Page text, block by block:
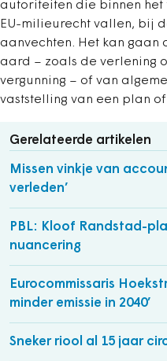
autoriteiten die binnen het
EU-milieurecht vallen, bij
aanvechten. Het kan gaan
aard – zoals de verlening
vergunning – of van
vaststelling van een plan
Gerelateerde artikelen
Missen vinkje van
verleden’
PBL: Kloof Randstad-
nuancering
Eurocommissaris
minder emissie in 2040’
Sneker riool al 15 jaar